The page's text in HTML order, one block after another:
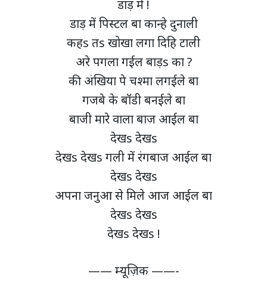
डाड़ में !
डाड़ में पिस्टल बा कान्हे दुनाली
कहs तs खोखा लगा दिहि टाली
अरे पगला गईल बाड़s का ?
की अंखिया पे चश्मा लगईले बा
गजबे के बॉडी बनईले बा
बाजी मारे वाला बाज आईल बा
देखs देखs
देखs देखs गली में रंगबाज आईल बा
देखs देखs
अपना जनुआ से मिले आज आईल बा
देखs देखs
देखs देखs !
—— म्यूज़िक ——-